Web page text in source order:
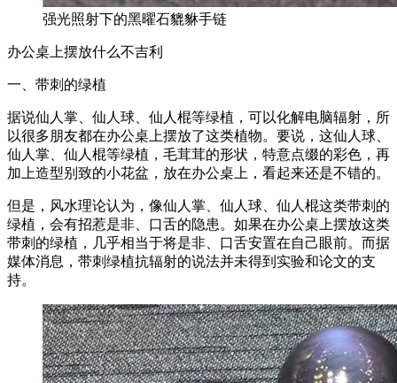
强光照射下的黑曜石貔貅手链
办公桌上摆放什么不吉利
一、带刺的绿植
据说仙人掌、仙人球、仙人棍等绿植，可以化解电脑辐射，所
以很多朋友都在办公桌上摆放了这类植物。要说，这仙人球、
仙人掌、仙人棍等绿植，毛茸茸的形状，特意点缀的彩色，再
加上造型别致的小花盆，放在办公桌上，看起来还是不错的。
但是，风水理论认为，像仙人掌、仙人球、仙人棍这类带刺的
绿植，会有招惹是非、口舌的隐患。如果在办公桌上摆放这类
带刺的绿植，几乎相当于将是非、口舌安置在自己眼前。而据
媒体消息，带刺绿植抗辐射的说法并未得到实验和论文的支
持。